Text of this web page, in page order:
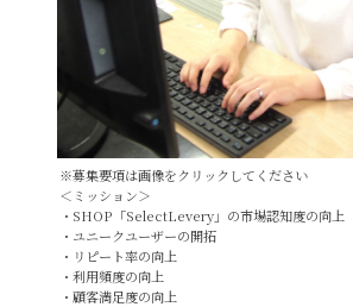
※募集要項は画像をクリックしてください
＜ミッション＞
・SHOP「SelectLevery」の市場認知度の向上
・ユニークユーザーの開拓
・リピート率の向上
・利用頻度の向上
・顧客満足度の向上